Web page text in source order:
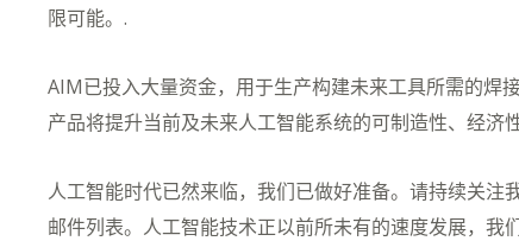
限可能。.
AIM已投入大量资金，用于生产构建未来工具所需的焊
产品将提升当前及未来人工智能系统的可制造性、经济
人工智能时代已然来临，我们已做好准备。请持续关注
邮件列表。人工智能技术正以前所未有的速度发展，